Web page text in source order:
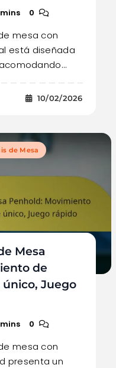
0
mesa con
está diseñada
10/02/2026
de Mesa
Mesa
de
Juego
0
mesa con
presenta un